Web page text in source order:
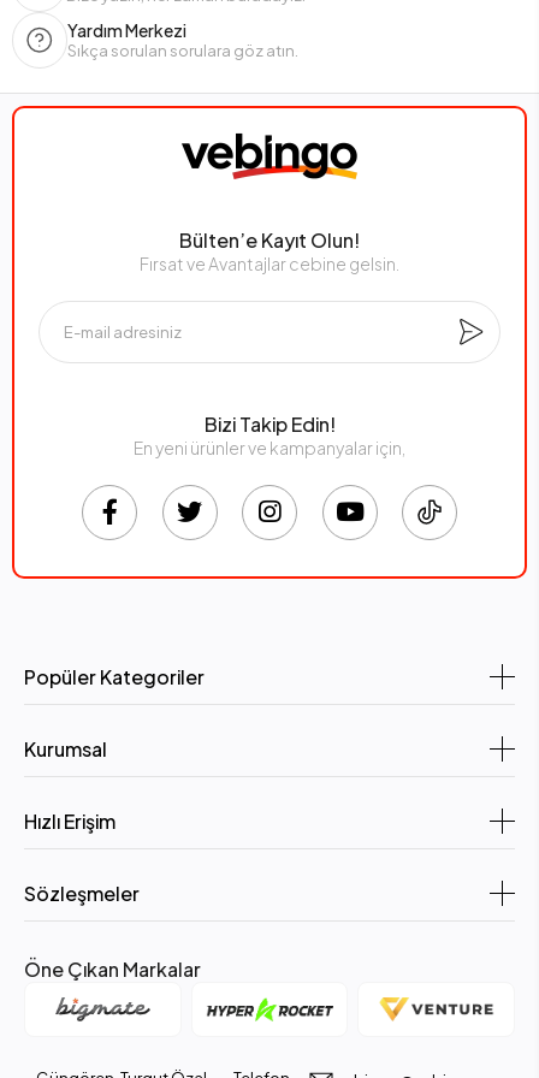
Yardım Merkezi
Sıkça sorulan sorulara göz atın.
Bülten’e Kayıt Olun!
Fırsat ve Avantajlar cebine gelsin.
Bizi Takip Edin!
En yeni ürünler ve kampanyalar için,
Popüler Kategoriler
Kurumsal
Hızlı Erişim
Sözleşmeler
Öne Çıkan Markalar